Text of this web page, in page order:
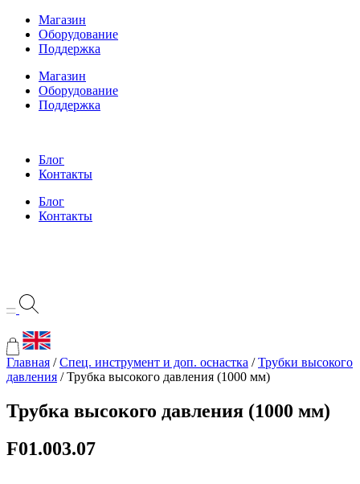
Перейти
содержимому
Магазин
Оборудование
Поддержка
Магазин
Оборудование
Поддержка
Блог
Контакты
Блог
Контакты
Главная /Спец. инструмент и доп. оснастка /Трубки высокого
давления / Трубка высокого давления (1000 мм)
Трубка высокого давления (1000 мм)
F01.003.07